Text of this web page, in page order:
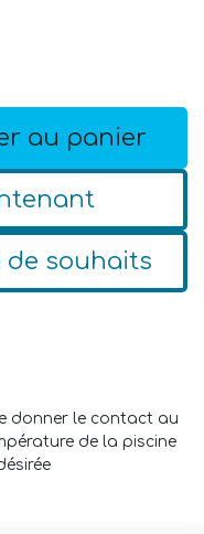
au panier
de souhaits
donner le contact au
de la piscine